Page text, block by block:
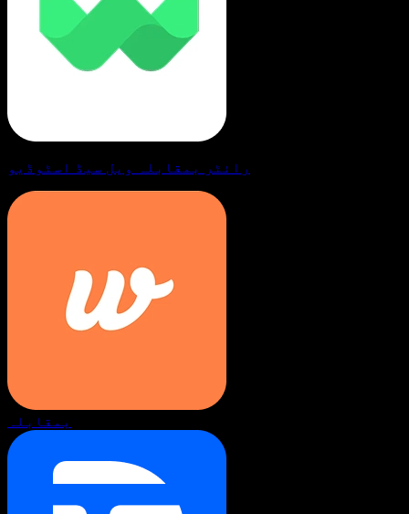
رائٹر بمقابلہ ویل سیڈ اسٹوڈیو
بمقابلہ